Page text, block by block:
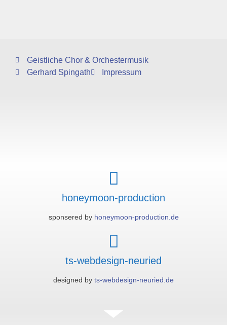
Geistliche Chor & Orchestermusik
Gerhard Spingath
Impressum
honeymoon-production
sponsered by honeymoon-production.de
ts-webdesign-neuried
designed by ts-webdesign-neuried.de